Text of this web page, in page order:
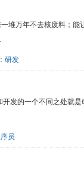
堆万年不去核废料；
研发
发的一个不同之处就
员